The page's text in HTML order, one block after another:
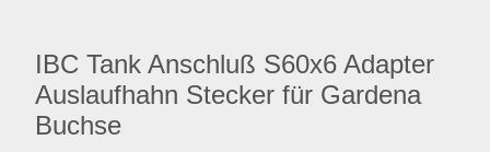
IBC Tank Anschluß S60x6 Adapter
Auslaufhahn Stecker für Gardena
Buchse